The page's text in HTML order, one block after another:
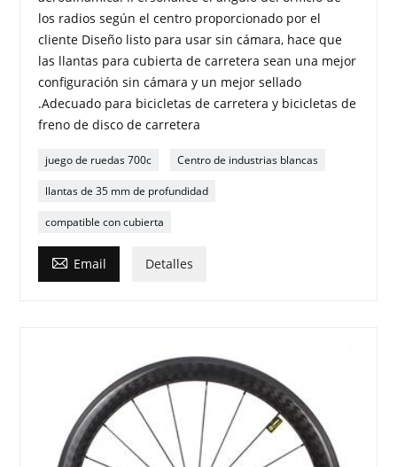
los radios según el centro proporcionado por el
cliente Diseño listo para usar sin cámara, hace que
las llantas para cubierta de carretera sean una mejor
configuración sin cámara y un mejor sellado
.Adecuado para bicicletas de carretera y bicicletas de
freno de disco de carretera
juego de ruedas 700c Centro de industrias blancas
llantas de 35 mm de profundidad
compatible con cubierta
 Email Detalles